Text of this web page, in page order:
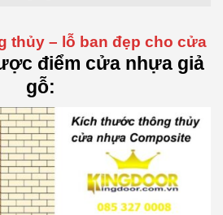
thủy – lỗ ban đẹp cho cửa
điểm cửa nhựa giả
gỗ: